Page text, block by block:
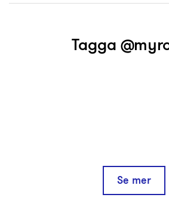
Tagga
Se mer